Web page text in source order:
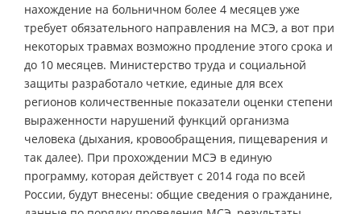
нахождение на больничном более 4 месяцев уже
требует обязательного направления на МСЭ, а вот при
некоторых травмах возможно продление этого срока и
до 10 месяцев. Министерство труда и социальной
защиты разработало четкие, единые для всех
регионов количественные показатели оценки степени
выраженности нарушений функций организма
человека (дыхания, кровообращения, пищеварения и
так далее). При прохождении МСЭ в единую
программу, которая действует с 2014 года по всей
России, будут внесены: общие сведения о гражданине,